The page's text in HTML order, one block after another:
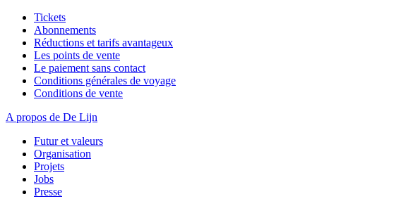
Tickets
Abonnements
Réductions et tarifs avantageux
Les points de vente
Le paiement sans contact
Conditions générales de voyage
Conditions de vente
A propos de De Lijn
Futur et valeurs
Organisation
Projets
Jobs
Presse